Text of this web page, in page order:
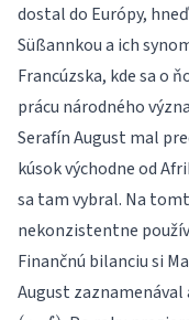
dostal do Európy,
Süßannkou a ich
Francúzska, kde sa o
prácu národného
Serafín August mal
kúsok východne od
sa tam vybral. Na
nekonzistentne
Finančnú bilanciu si
August zaznamenával